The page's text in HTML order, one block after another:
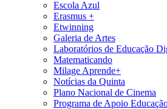
Escola Azul
Erasmus +
Etwinning
Galeria de Artes
Laboratórios de Educação
Matematicando
Milage Aprende+
Notícias da Quinta
Plano Nacional de Cinema
Programa de Apoio